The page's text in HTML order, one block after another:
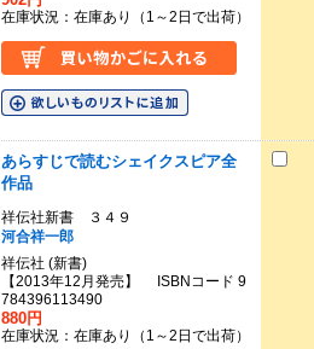
在庫状況：在庫あり（1～2日で出荷）
あらすじで読むシェイクスピア全
作品
祥伝社新書 ３４９
河合祥一郎
祥伝社 (新書)
【2013年12月発売】 ISBNコード 9
784396113490
880円
在庫状況：在庫あり（1～2日で出荷）